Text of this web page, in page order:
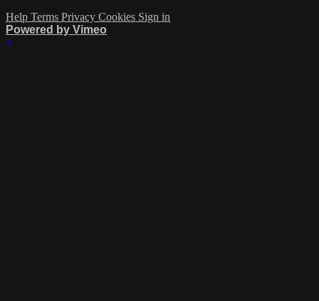
Help Terms Privacy Cookies Sign in
Powered by Vimeo
×